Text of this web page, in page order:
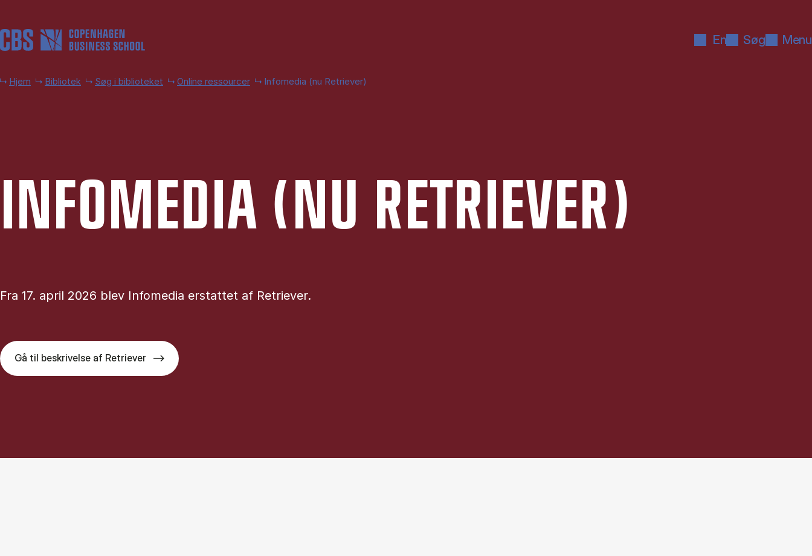
En Søg Menu
Hjem Bibliotek Søg i biblioteket Online ressourcer Infomedia (nu Retriever)
IN­FO­ME­DIA (NU RE­TRI­E­VER)
Fra 17. april 2026 blev Infomedia erstattet af Retriever.
Gå til beskrivelse af Retriever